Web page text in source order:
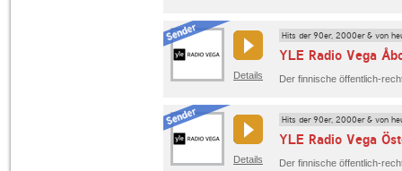
Details
Hits der 90er, 2000er & von
YLE Radio Vega
Details
Hits der 90er, 2000er & von
YLE Radio Vega